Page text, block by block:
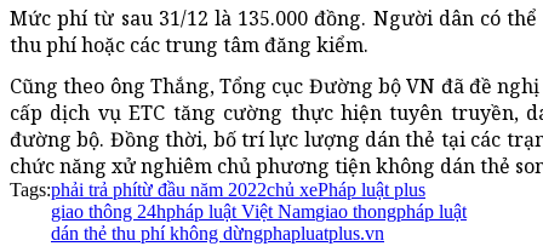
Mức phí từ sau 31/12 là 135.000 đồng. Người dân có
thu phí hoặc các trung tâm đăng kiểm.
Cũng theo ông Thắng, Tổng cục Đường bộ VN đã đề
cấp dịch vụ ETC tăng cường thực hiện tuyên truyền,
đường bộ. Đồng thời, bố trí lực lượng dán thẻ tại các
chức năng xử nghiêm chủ phương tiện không dán thẻ
Tags:phải trả phítừ đầu năm 2022chủ xePháp luật plus
giao thông 24hpháp luật Việt Namgiao thongpháp luật
dán thẻ thu phí không dừngphapluatplus.vn